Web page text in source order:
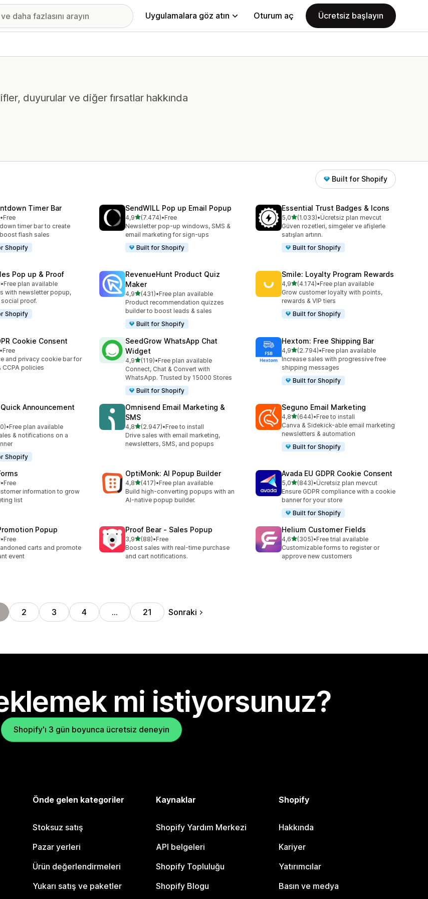
Uygulamalara göz atın Oturum aç Ücretsiz başlayın
duyurular ve diğer fırsatlar hakkında
Built for Shopify
Timer Bar
•Free
timer bar to create
flash sales
Shopify
SendWILL Pop up Email Popup
4,95 yıldız üzerinden
(7.474)
toplam 7474 değerlendirme
•Free
Newsletter pop-up windows, SMS &
email marketing for sign-ups
Built for Shopify
Essential Trust Badges & Icons
5,05 yıldız üzerinden
(1.033)
toplam 1033 değerlendirme
•Ücretsiz plan mevcut
Güven rozetleri, simgeler ve afişlerle
satışları artırın.
Built for Shopify
Pop up & Proof
üzerinden
değerlendirme
•Free plan available
with newsletter popup,
proof.
Shopify
RevenueHunt Product Quiz
Maker
4,95 yıldız üzerinden
(431)
toplam 431 değerlendirme
•Free plan available
Product recommendation quizzes
builder to boost leads & sales
Built for Shopify
Smile: Loyalty Program Rewards
4,95 yıldız üzerinden
(4.174)
toplam 4174 değerlendirme
•Free plan available
Grow customer loyalty with points,
rewards & VIP tiers
Built for Shopify
Cookie Consent
•Free
and privacy cookie bar for
CCPA policies
SeedGrow WhatsApp Chat
Widget
4,95 yıldız üzerinden
(119)
toplam 119 değerlendirme
•Free plan available
Connect, Chat & Convert with
WhatsApp. Trusted by 15000 Stores
Built for Shopify
Hextom: Free Shipping Bar
4,95 yıldız üzerinden
(2.794)
toplam 2794 değerlendirme
•Free plan available
Increase sales with progressive free
shipping messages
Built for Shopify
Announcement
üzerinden
değerlendirme
•Free plan available
& notifications on a
Shopify
Omnisend Email Marketing &
SMS
4,85 yıldız üzerinden
(2.947)
toplam 2947 değerlendirme
•Free to install
Drive sales with email marketing,
newsletters, SMS, and popups
Seguno Email Marketing
4,85 yıldız üzerinden
(644)
toplam 644 değerlendirme
•Free to install
Canva & Sidekick-able email marketing
newsletters & automation
Built for Shopify
•Free
information to grow
list
OptiMonk: AI Popup Builder
4,85 yıldız üzerinden
(417)
toplam 417 değerlendirme
•Free plan available
Build high-converting popups with an
AI-native popup builder.
Avada EU GDPR Cookie Consent
5,05 yıldız üzerinden
(843)
toplam 843 değerlendirme
•Ücretsiz plan mevcut
Ensure GDPR compliance with a cookie
banner for your store
Built for Shopify
Popup
•Free
carts and promote
event
Proof Bear ‑ Sales Popup
3,95 yıldız üzerinden
(88)
toplam 88 değerlendirme
•Free
Boost sales with real-time purchase
and cart notifications.
Helium Customer Fields
4,65 yıldız üzerinden
(305)
toplam 305 değerlendirme
•Free trial available
Customizable forms to register or
approve new customers
2 3 4 … 21 Sonraki
mi istiyorsunuz?
Shopify'ı 3 gün boyunca ücretsiz deneyin
Önde gelen kategoriler
Stoksuz satış
Pazar yerleri
Ürün değerlendirmeleri
Yukarı satış ve paketler
Kaynaklar
Shopify Yardım Merkezi
API belgeleri
Shopify Topluluğu
Shopify Blogu
Shopify
Hakkında
Kariyer
Yatırımcılar
Basın ve medya